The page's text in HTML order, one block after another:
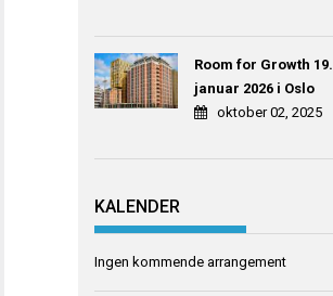
Room for Growth
januar 2026 i Oslo
oktober 02, 2025
KALENDER
Ingen kommende arrangement